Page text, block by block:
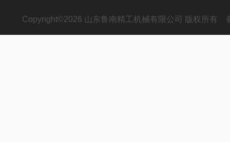
Copyright©2026 山东鲁南精工机械有限公司 版权所有